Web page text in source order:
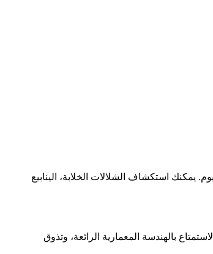
يمكنك استكشاف الشلالات الخلابة، الينابيع
بالهندسة المعمارية الرائعة، وتذوق